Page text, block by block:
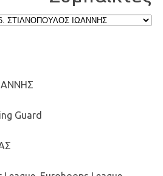
Guard